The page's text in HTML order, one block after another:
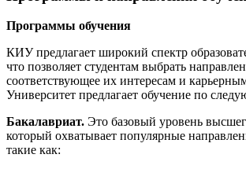
Программы обучения
КИУ предлагает широкий спектр
что позволяет студентам выбрать
соответствующее их интересам и
Университет предлагает обучение по
Бакалавриат. Это базовый уровень
который охватывает популярные
такие как: